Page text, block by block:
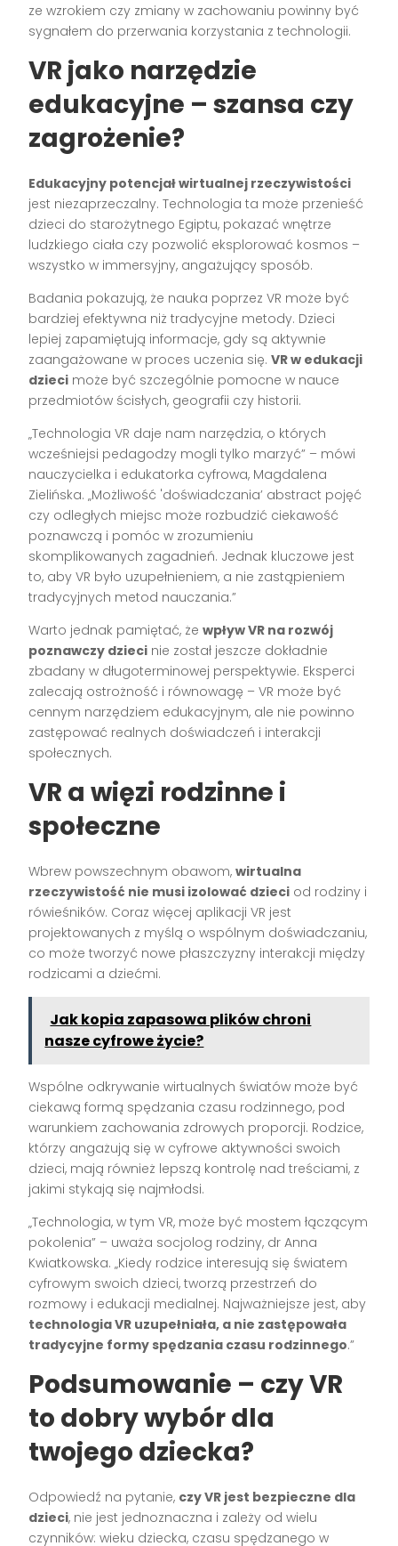
ze wzrokiem czy zmiany w zachowaniu powinny być
sygnałem do przerwania korzystania z technologii.
VR jako narzędzie
edukacyjne – szansa czy
zagrożenie?
Edukacyjny potencjał wirtualnej rzeczywistości
jest niezaprzeczalny. Technologia ta może przenieść
dzieci do starożytnego Egiptu, pokazać wnętrze
ludzkiego ciała czy pozwolić eksplorować kosmos –
wszystko w immersyjny, angażujący sposób.
Badania pokazują, że nauka poprzez VR może być
bardziej efektywna niż tradycyjne metody. Dzieci
lepiej zapamiętują informacje, gdy są aktywnie
zaangażowane w proces uczenia się.VR w edukacji
dzieci może być szczególnie pomocne w nauce
przedmiotów ścisłych, geografii czy historii.
„Technologia VR daje nam narzędzia, o których
wcześniejsi pedagodzy mogli tylko marzyć” – mówi
nauczycielka i edukatorka cyfrowa, Magdalena
Zielińska. „Możliwość 'doświadczania’ abstract pojęć
czy odległych miejsc może rozbudzić ciekawość
poznawczą i pomóc w zrozumieniu
skomplikowanych zagadnień. Jednak kluczowe jest
to, aby VR było uzupełnieniem, a nie zastąpieniem
tradycyjnych metod nauczania.”
Warto jednak pamiętać, żewpływ VR na rozwój
poznawczy dzieci nie został jeszcze dokładnie
zbadany w długoterminowej perspektywie. Eksperci
zalecają ostrożność i równowagę – VR może być
cennym narzędziem edukacyjnym, ale nie powinno
zastępować realnych doświadczeń i interakcji
społecznych.
VR a więzi rodzinne i
społeczne
Wbrew powszechnym obawom,wirtualna
rzeczywistość nie musi izolować dzieci od rodziny i
rówieśników. Coraz więcej aplikacji VR jest
projektowanych z myślą o wspólnym doświadczaniu,
co może tworzyć nowe płaszczyzny interakcji między
rodzicami a dziećmi.
Jak kopia zapasowa plików chroni
nasze cyfrowe życie?
Wspólne odkrywanie wirtualnych światów może być
ciekawą formą spędzania czasu rodzinnego, pod
warunkiem zachowania zdrowych proporcji. Rodzice,
którzy angażują się w cyfrowe aktywności swoich
dzieci, mają również lepszą kontrolę nad treściami, z
jakimi stykają się najmłodsi.
„Technologia, w tym VR, może być mostem łączącym
pokolenia” – uważa socjolog rodziny, dr Anna
Kwiatkowska. „Kiedy rodzice interesują się światem
cyfrowym swoich dzieci, tworzą przestrzeń do
rozmowy i edukacji medialnej. Najważniejsze jest, aby
technologia VR uzupełniała, a nie zastępowała
tradycyjne formy spędzania czasu rodzinnego.”
Podsumowanie – czy VR
to dobry wybór dla
twojego dziecka?
Odpowiedź na pytanie, czy VR jest bezpieczne dla
dzieci, nie jest jednoznaczna i zależy od wielu
czynników: wieku dziecka, czasu spędzanego w